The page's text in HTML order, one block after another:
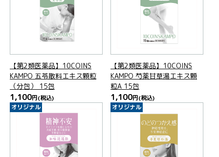
【第2類医薬品】10COINS
KAMPO 五苓散料エキス顆粒
（分包） 15包
1,100円(税込)
【第2類医薬品】10COINS
KAMPO 芍薬甘草湯エキス顆
粒A 15包
1,100円(税込)
オリジナル オリジナル